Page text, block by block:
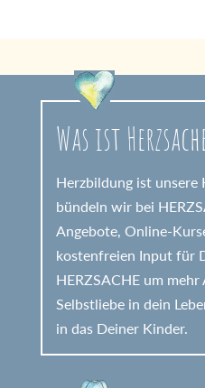
Was ist
Herzbildung ist unsere
bündeln wir bei
Angebote, Online-
kostenfreien Input für
HERZSACHE um
Selbstliebe in dein
in das Deiner Kinder.